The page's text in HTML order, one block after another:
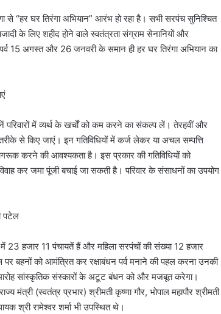
से “हर घर तिरंगा अभियान” आरंभ हो रहा है। सभी सरपंच सुनिश्चित
के लिए शहीद होने वाले स्वतंत्रता संग्राम सेनानियों और
पर्व 15 अगस्त और 26 जनवरी के समान ही हर घर तिरंगा अभियान का
परिवारों में व्यर्थ के खर्चों को कम करने का संकल्प लें। तेरहवीं और
से किए जाएं। इन गतिविधियों में कर्ज लेकर या अचल सम्पत्ति
करने की आवश्यकता है। इस प्रकार की गतिविधियों को
कर जमा पूंजी बचाई जा सकती है। परिवार के संसाधनों का उपयोग
पटेल
23 हजार 11 पंचायतें हैं और महिला सरपंचों की संख्या 12 हजार
बहनों को आमंत्रित कर रक्षाबंधन पर्व मनाने की पहल करना उनकी
सांस्कृतिक संस्कारों के अटूट बंधन को और मजबूत करेगा।
मंत्री (स्वतंत्र प्रभार) श्रीमती कृष्णा गौर, भोपाल महापौर श्रीमती
श्री रामेश्वर शर्मा भी उपस्थित थे।